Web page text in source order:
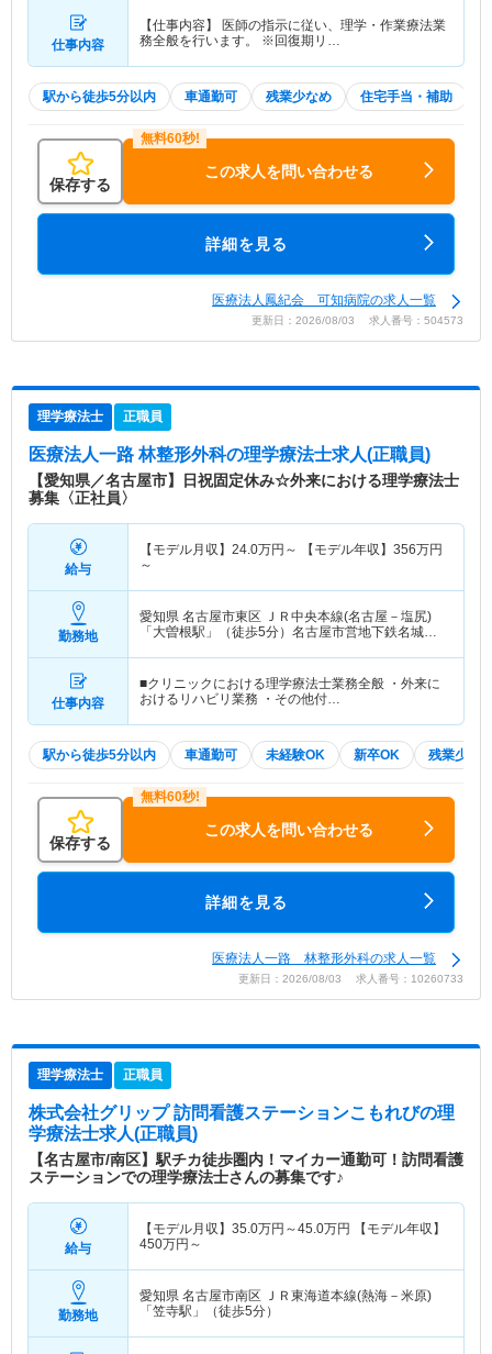
仕事内容
【仕事内容】 医師の指示に従い、理学・作業療法業
務全般を行います。 ※回復期リ…
駅から徒歩5分以内 車通勤可 残業少なめ 住宅手当・補助
保存する
この求人を問い合わせる
詳細を見る
医療法人鳳紀会 可知病院の求人一覧
更新日：2026/08/03 求人番号：504573
理学療法士 正職員
医療法人一路 林整形外科の理学療法士求人(正職員)
【愛知県／名古屋市】日祝固定休み☆外来における理学療法士
募集〈正社員〉
給与
【モデル月収】 24.0万円～ 【モデル年収】 356万円
～
勤務地
愛知県 名古屋市東区 ＪＲ中央本線(名古屋－塩尻)
「大曽根駅」（徒歩5分）名古屋市営地下鉄名城線
仕事内容
■クリニックにおける理学療法士業務全般 ・外来に
おけるリハビリ業務 ・その他付…
駅から徒歩5分以内 車通勤可 未経験OK 新卒OK 残業少な
保存する
この求人を問い合わせる
詳細を見る
医療法人一路 林整形外科の求人一覧
更新日：2026/08/03 求人番号：10260733
理学療法士 正職員
株式会社グリップ 訪問看護ステーションこもれびの理
学療法士求人(正職員)
【名古屋市/南区】駅チカ徒歩圏内！マイカー通勤可！訪問看護
ステーションでの理学療法士さんの募集です♪
給与
【モデル月収】 35.0万円～45.0万円
【モデル年収】
450万円～
勤務地
愛知県 名古屋市南区 ＪＲ東海道本線(熱海－米原)
「笠寺駅」（徒歩5分）